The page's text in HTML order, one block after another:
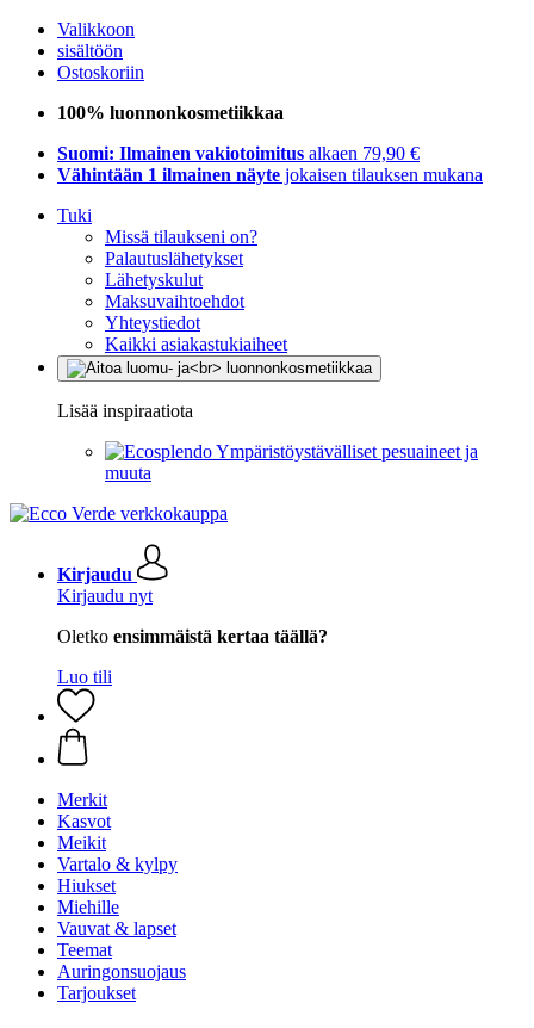
Valikkoon
sisältöön
Ostoskoriin
100% luonnonkosmetiikkaa
Suomi: Ilmainen vakiotoimitus alkaen 79,90 €
Vähintään 1 ilmainen näyte jokaisen tilauksen mukana
Tuki
Missä tilaukseni on?
Palautuslähetykset
Lähetyskulut
Maksuvaihtoehdot
Yhteystiedot
Kaikki asiakastukiaiheet
Lisää inspiraatiota
Ympäristöystävälliset pesuaineet ja
muuta
Kirjaudu
Kirjaudu nyt
Oletko ensimmäistä kertaa täällä?
Luo tili
Merkit
Kasvot
Meikit
Vartalo & kylpy
Hiukset
Miehille
Vauvat & lapset
Teemat
Auringonsuojaus
Tarjoukset